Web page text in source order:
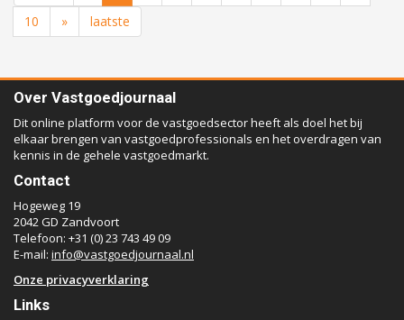
10
» laatste
Over Vastgoedjournaal
Dit online platform voor de vastgoedsector heeft als doel het bij
elkaar brengen van vastgoedprofessionals en het overdragen van
kennis in de gehele vastgoedmarkt.
Contact
Hogeweg 19
2042 GD Zandvoort
Telefoon: +31 (0) 23 743 49 09
E-mail: info@vastgoedjournaal.nl
Onze privacyverklaring
Links